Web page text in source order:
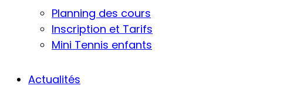
Planning des cours
Inscription et Tarifs
Mini Tennis enfants
Actualités